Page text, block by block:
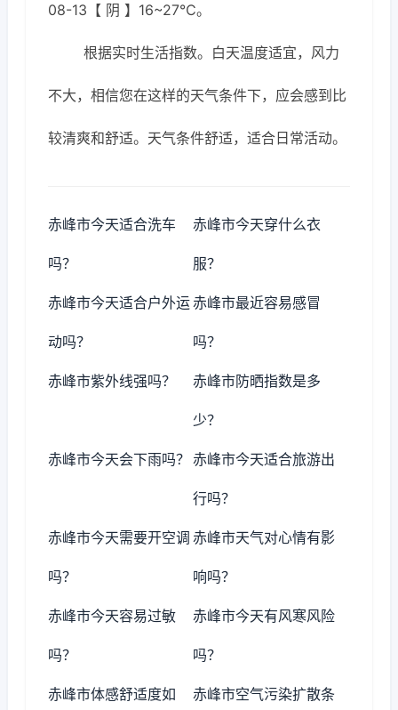
08-13【 阴 】16~27℃。
根据实时生活指数。白天温度适宜，风力
不大，相信您在这样的天气条件下，应会感到比
较清爽和舒适。天气条件舒适，适合日常活动。
赤峰市今天适合洗车
吗？
赤峰市今天穿什么衣
服？
赤峰市今天适合户外运
动吗？
赤峰市最近容易感冒
吗？
赤峰市紫外线强吗？ 赤峰市防晒指数是多
少？
赤峰市今天会下雨吗？ 赤峰市今天适合旅游出
行吗？
赤峰市今天需要开空调
吗？
赤峰市天气对心情有影
响吗？
赤峰市今天容易过敏
吗？
赤峰市今天有风寒风险
吗？
赤峰市体感舒适度如 赤峰市空气污染扩散条